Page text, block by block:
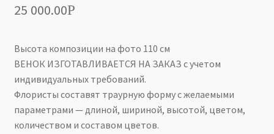
ДОСТАВКА
ОПЛАТА
О КОМПАНИИ
КОНТАКТЫ
25 000.00Р
Высота композиции на фото 110 см
ВЕНОК ИЗГОТАВЛИВАЕТСЯ НА ЗАКАЗ с учетом
индивидуальных требований.
Флористы составят траурную форму с желаемыми
параметрами — длиной, шириной, высотой, цветом,
количеством и составом цветов.